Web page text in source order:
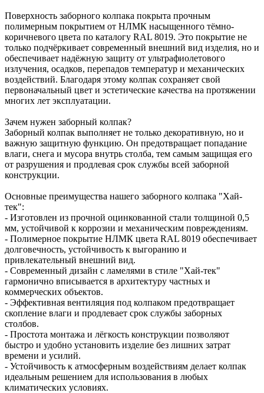
Поверхность заборного колпака покрыта прочным
полимерным покрытием от НЛМК насыщенного тёмно-
коричневого цвета по каталогу RAL 8019. Это покрытие не
только подчёркивает современный внешний вид изделия, но и
обеспечивает надёжную защиту от ультрафиолетового
излучения, осадков, перепадов температур и механических
воздействий. Благодаря этому колпак сохраняет свой
первоначальный цвет и эстетические качества на протяжении
многих лет эксплуатации.
Зачем нужен заборный колпак?
Заборный колпак выполняет не только декоративную, но и
важную защитную функцию. Он предотвращает попадание
влаги, снега и мусора внутрь столба, тем самым защищая его
от разрушения и продлевая срок службы всей заборной
конструкции.
Основные преимущества нашего заборного колпака "Хай-
тек":
- Изготовлен из прочной оцинкованной стали толщиной 0,5
мм, устойчивой к коррозии и механическим повреждениям.
- Полимерное покрытие НЛМК цвета RAL 8019 обеспечивает
долговечность, устойчивость к выгоранию и
привлекательный внешний вид.
- Современный дизайн с ламелями в стиле "Хай-тек"
гармонично вписывается в архитектуру частных и
коммерческих объектов.
- Эффективная вентиляция под колпаком предотвращает
скопление влаги и продлевает срок службы заборных
столбов.
- Простота монтажа и лёгкость конструкции позволяют
быстро и удобно установить изделие без лишних затрат
времени и усилий.
- Устойчивость к атмосферным воздействиям делает колпак
идеальным решением для использования в любых
климатических условиях.